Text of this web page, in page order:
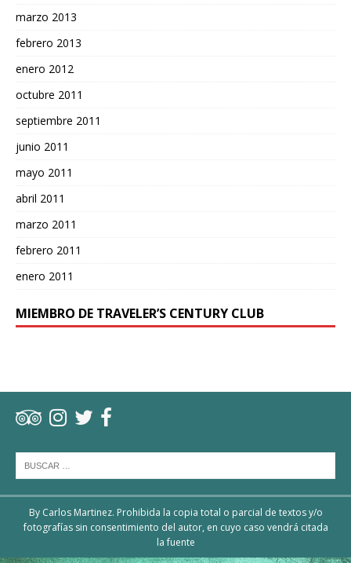
marzo 2013
febrero 2013
enero 2012
octubre 2011
septiembre 2011
junio 2011
mayo 2011
abril 2011
marzo 2011
febrero 2011
enero 2011
MIEMBRO DE TRAVELER’S CENTURY CLUB
By Carlos Martinez. Prohibida la copia total o parcial de textos y/o
fotografías sin consentimiento del autor, en cuyo caso vendrá citada
la fuente